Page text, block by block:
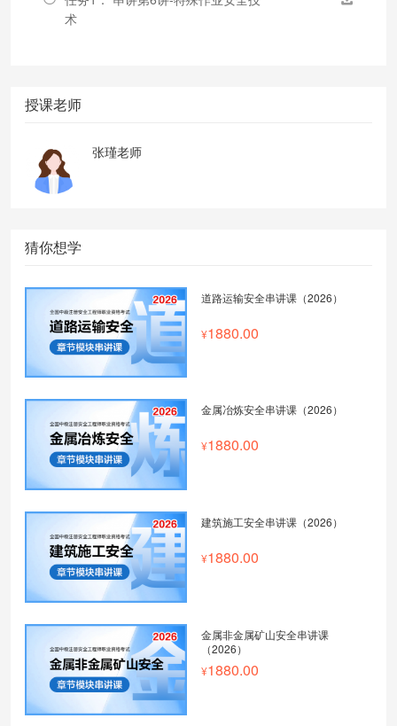
术
授课老师
张瑾老师
猜你想学
道路运输安全串讲课（2026）
1880.00
金属冶炼安全串讲课（2026）
1880.00
建筑施工安全串讲课（2026）
1880.00
金属非金属矿山安全串讲课
（2026）
1880.00